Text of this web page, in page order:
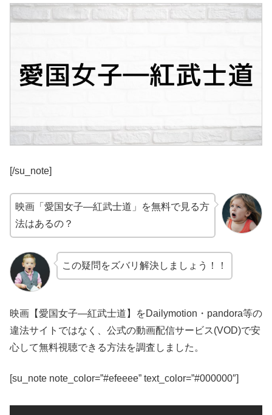
[/su_note]
映画「愛国女子―紅武士道」を無料で見る方
法はあるの？
この疑問をズバリ解決しましょう！！
映画【愛国女子―紅武士道】をDailymotion・pandora等の
違法サイトではなく、公式の動画配信サービス(VOD)で安
心して無料視聴できる方法を調査しました。
[su_note note_color=”#efeeee” text_color=”#000000″]